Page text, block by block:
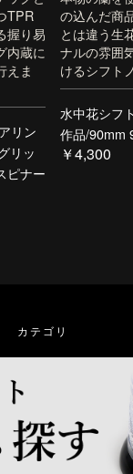
TPR
握り易
内蔵に
えま
リン
リッ
ピナー
の込んだ商
とは違う生
ナルの雰囲
けるシフト
水中花シフ
作品/90mm
￥4,300
カテゴリ